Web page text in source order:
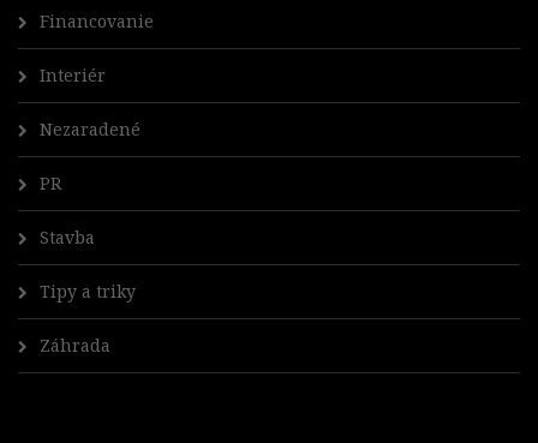
Financovanie
Interiér
Nezaradené
PR
Stavba
Tipy a triky
Záhrada